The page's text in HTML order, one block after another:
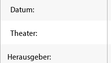
Datum:
Theater:
Herausgeber: